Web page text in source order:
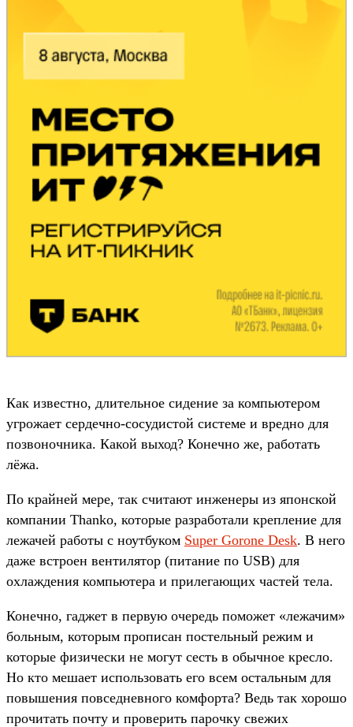
Как известно, длительное сидение за компьютером
угрожает сердечно-сосудистой системе и вредно для
позвоночника. Какой выход? Конечно же, работать
лёжа.
По крайней мере, так считают инженеры из японской
компании Thanko, которые разработали крепление для
лежачей работы с ноутбуком Super Gorone Desk. В него
даже встроен вентилятор (питание по USB) для
охлаждения компьютера и прилегающих частей тела.
Конечно, гаджет в первую очередь поможет «лежачим»
больным, которым прописан постельный режим и
которые физически не могут сесть в обычное кресло.
Но кто мешает использовать его всем остальным для
повышения повседневного комфорта? Ведь так хорошо
прочитать почту и проверить парочку свежих